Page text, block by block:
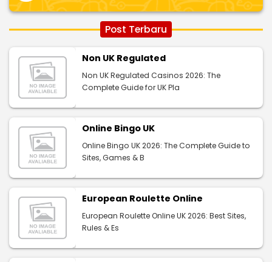
Post Terbaru
Non UK Regulated
Non UK Regulated Casinos 2026: The
Complete Guide for UK Pla
Online Bingo UK
Online Bingo UK 2026: The Complete Guide to
Sites, Games & B
European Roulette Online
European Roulette Online UK 2026: Best Sites,
Rules & Es